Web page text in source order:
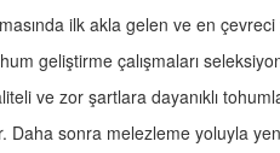
ilk akla gelen ve en
geliştirme çalışmaları
ve zor şartlara dayanıklı
Daha sonra melezleme yoluyla